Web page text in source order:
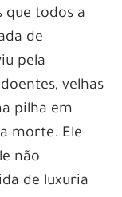
que todos a
de
pela
velhas
pilha em
morte. Ele
não
de luxuria